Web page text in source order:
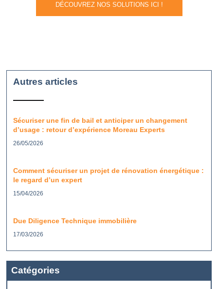
DÉCOUVREZ NOS SOLUTIONS ICI !
Autres articles
Sécuriser une fin de bail et anticiper un changement
d’usage : retour d’expérience Moreau Experts
26/05/2026
Comment sécuriser un projet de rénovation énergétique :
le regard d’un expert
15/04/2026
Due Diligence Technique immobilière
17/03/2026
Catégories